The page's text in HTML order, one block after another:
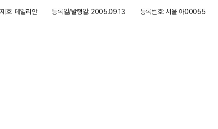
제호: 데일리안
등록일/발행일: 2005.09.13 등록번호: 서울 아00055